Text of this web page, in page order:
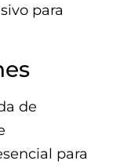
para
de
para